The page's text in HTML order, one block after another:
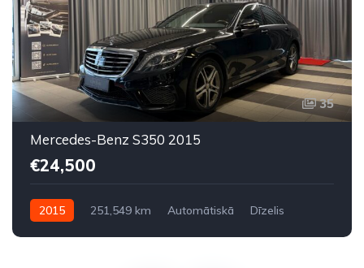
35
Mercedes-Benz S350 2015
€24,500
2015 251,549 km Automātiskā
Dīzelis